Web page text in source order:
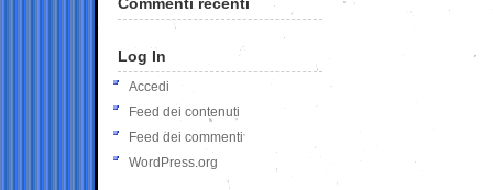
Log In
Accedi
Feed dei contenuti
Feed dei commenti
WordPress.org